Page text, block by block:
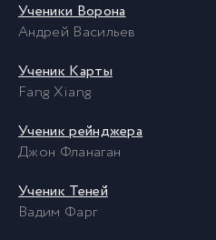
Ученики Ворона
Андрей Васильев
Ученик Карты
Fang Xiang
Ученик рейнджера
Джон Фланаган
Ученик Теней
Вадим Фарг